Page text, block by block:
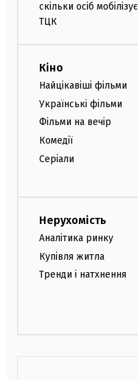
скільки осіб мобілізує
ТЦК
Кіно
Найцікавіші фільми
Українські фільми
Фільми на вечір
Комедії
Серіали
Нерухомість
Аналітика ринку
Купівля житла
Тренди і натхнення